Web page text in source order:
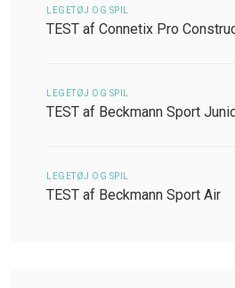
LEGETØJ OG SPIL
TEST af Connetix Pro
LEGETØJ OG SPIL
TEST af Beckmann Sport
LEGETØJ OG SPIL
TEST af Beckmann Sport Air